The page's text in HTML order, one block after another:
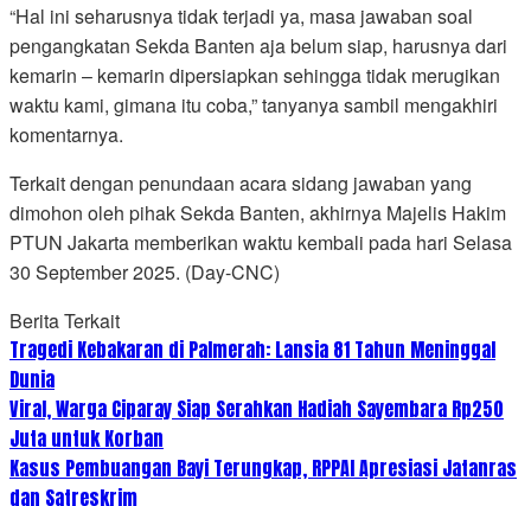
“Hal ini seharusnya tidak terjadi ya, masa jawaban soal
pengangkatan Sekda Banten aja belum siap, harusnya dari
kemarin – kemarin dipersiapkan sehingga tidak merugikan
waktu kami, gimana itu coba,” tanyanya sambil mengakhiri
komentarnya.
Terkait dengan penundaan acara sidang jawaban yang
dimohon oleh pihak Sekda Banten, akhirnya Majelis Hakim
PTUN Jakarta memberikan waktu kembali pada hari Selasa
30 September 2025. (Day-CNC)
Berita Terkait
Tragedi Kebakaran di Palmerah: Lansia 81 Tahun Meninggal
Dunia
Viral, Warga Ciparay Siap Serahkan Hadiah Sayembara Rp250
Juta untuk Korban
Kasus Pembuangan Bayi Terungkap, RPPAI Apresiasi Jatanras
dan Satreskrim